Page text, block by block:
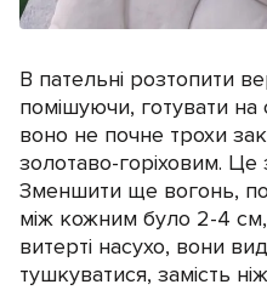
В пательні розтопити
помішуючи, готувати
воно не почне трохи
золотаво-горіховим.
Зменшити ще вогонь,
між кожним було 2-4
витерті насухо, вони
тушкуватися, замість